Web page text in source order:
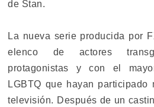
de Stan.
La nueva serie producida por
elenco de actores
protagonistas y con el
LGBTQ que hayan
televisión. Después de un